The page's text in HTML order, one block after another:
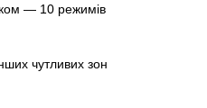
— 10 режимів
чутливих зон